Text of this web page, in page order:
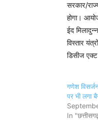
सरकार/
होगा।
ईद
विस्तार
डिसीज
गणेश
पर भी लगा
In